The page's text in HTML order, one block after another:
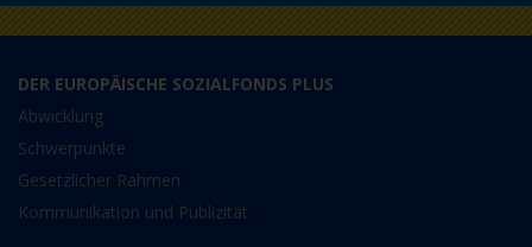
DER EUROPÄISCHE SOZIALFONDS PLUS
Abwicklung
Schwerpunkte
Gesetzlicher Rahmen
Kommunikation und Publizität